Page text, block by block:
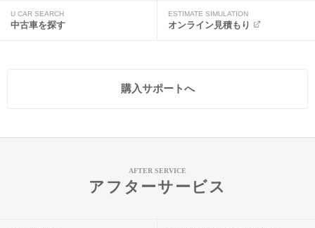
U CAR SEARCH
中古車を探す
ESTIMATE SIMULATION
オンライン見積もり
購入サポートへ
AFTER SERVICE
アフターサービス